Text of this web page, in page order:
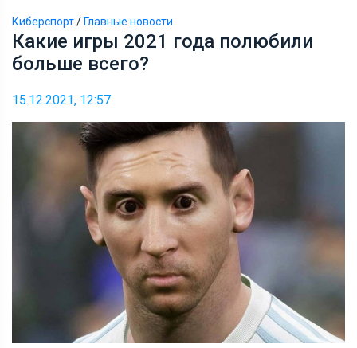
Киберспорт/ Главные новости
Какие игры 2021 года полюбили
больше всего?
15.12.2021, 12:57